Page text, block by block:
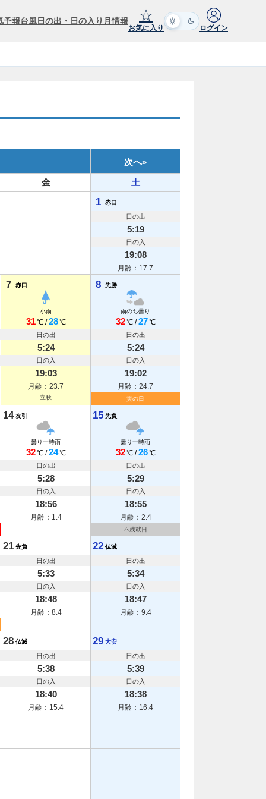
予報台風日の出・日の入り 月情報 ☆
お気に入り ログイン
次へ»
金
土
1 赤口
日の出
5:19
日の入
19:08
月齢：17.7
7 赤口
小雨
31℃/28℃
日の出
5:24
日の入
19:03
月齢：23.7
立秋
8 先勝
雨のち曇り
32℃/27℃
日の出
5:24
日の入
19:02
月齢：24.7
寅の日
14 友引
曇り一時雨
32℃/24℃
日の出
5:28
日の入
18:56
月齢：1.4
15 先負
曇り一時雨
32℃/26℃
日の出
5:29
日の入
18:55
月齢：2.4
不成就日
21 先負
日の出
5:33
日の入
18:48
月齢：8.4
22 仏滅
日の出
5:34
日の入
18:47
月齢：9.4
28 仏滅
日の出
5:38
日の入
18:40
月齢：15.4
29 大安
日の出
5:39
日の入
18:38
月齢：16.4